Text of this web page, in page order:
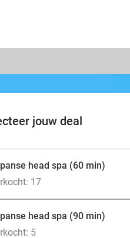
jouw deal
head spa (60 min)
17
head spa (90 min)
5